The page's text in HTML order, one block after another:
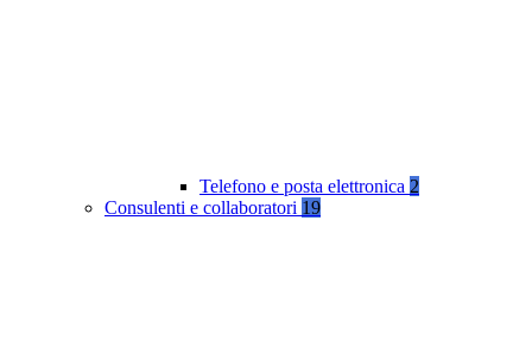
Telefono e posta elettronica 2
Consulenti e collaboratori 19